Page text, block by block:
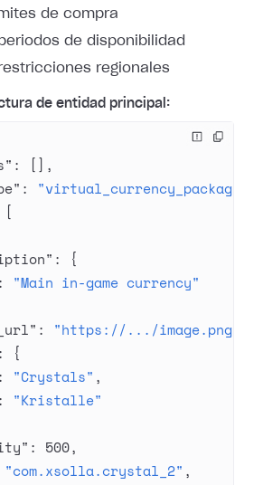
de compra
de disponibilidad
regionales
de entidad principal:
: [],
: "virtual_currency_package"
[
: {
: "Main in-game currency"
: "https://.../image.png"
: {
: "Crystals" ,
: "Kristalle"
: 500,
"com.xsolla.crystal_2" ,